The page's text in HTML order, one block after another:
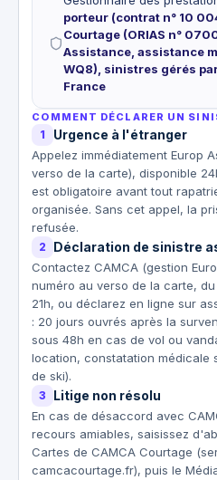
porteur (contrat n° 10
Courtage (ORIAS n°
Assistance, assistance
WQ8), sinistres gérés
France
COMMENT DÉCLARER UN
1 Urgence à l'étranger
Appelez immédiatement Europ
verso de la carte), disponible
est obligatoire avant tout
organisée. Sans cet appel, la
refusée.
2 Déclaration de sinistre
Contactez CAMCA (gestion
numéro au verso de la carte,
21h, ou déclarez en ligne sur
: 20 jours ouvrés après la
sous 48h en cas de vol ou
location, constatation médicale
de ski).
3 Litige non résolu
En cas de désaccord avec
recours amiables, saisissez
Cartes de CAMCA Courtage
camcacourtage.fr), puis le